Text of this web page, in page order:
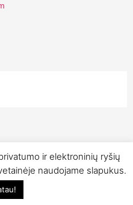
MB MV Base 2023
ir elektroninių ryšių
naudojame slapukus.